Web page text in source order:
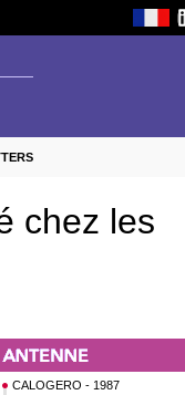
chez les